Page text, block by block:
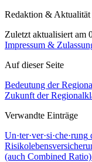
Redaktion & Aktualität
Zuletzt aktualisiert am
Impressum &
Auf dieser Seite
Bedeutung der
Zukunft der
Verwandte Einträge
Un·ter·ver·si·che·rung
(auch Combined Ratio)